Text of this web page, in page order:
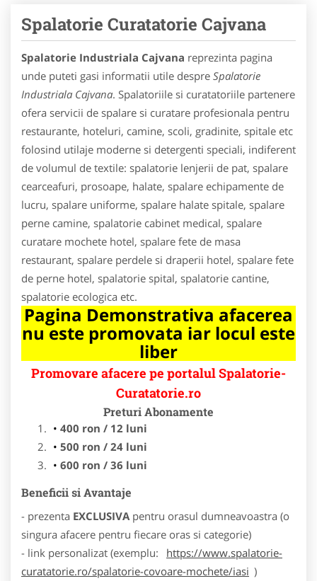
Spalatorie Curatatorie Cajvana
Spalatorie Industriala Cajvana reprezinta pagina
unde puteti gasi informatii utile despre Spalatorie
Industriala Cajvana. Spalatoriile si curatatoriile partenere
ofera servicii de spalare si curatare profesionala pentru
restaurante, hoteluri, camine, scoli, gradinite, spitale etc
folosind utilaje moderne si detergenti speciali, indiferent
de volumul de textile: spalatorie lenjerii de pat, spalare
cearceafuri, prosoape, halate, spalare echipamente de
lucru, spalare uniforme, spalare halate spitale, spalare
perne camine, spalatorie cabinet medical, spalare
curatare mochete hotel, spalare fete de masa
restaurant, spalare perdele si draperii hotel, spalare fete
de perne hotel, spalatorie spital, spalatorie cantine,
spalatorie ecologica etc.
Pagina Demonstrativa afacerea
nu este promovata iar locul este
liber
Promovare afacere pe portalul Spalatorie-
Curatatorie.ro
Preturi Abonamente
400 ron / 12 luni
500 ron / 24 luni
600 ron / 36 luni
Beneficii si Avantaje
- prezenta EXCLUSIVA pentru orasul dumneavoastra (o
singura afacere pentru fiecare oras si categorie)
- link personalizat (exemplu:
https://www.spalatorie-
curatatorie.ro/spalatorie-covoare-mochete/iasi )